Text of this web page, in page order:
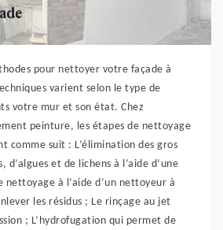
pour nettoyer votre façade à
varient selon le type de
votre mur et son état. Chez
peinture, les étapes de nettoyage
comme suit : L’élimination des gros
d’algues et de lichens à l’aide d’une
nettoyage à l’aide d’un nettoyeur à
les résidus ; Le rinçage au jet
; L’hydrofugation qui permet de